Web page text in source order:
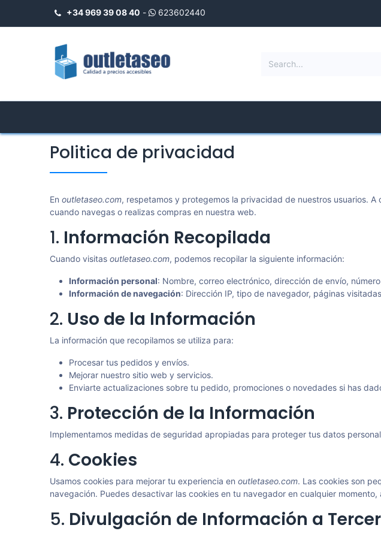
+34 969 39 08 40 - 623602440
Politica de privacidad
En outletaseo.com, respetamos y protegemos la privacidad de nuestros usuarios.
cuando navegas o realizas compras en nuestra web.
1. Información Recopilada
Cuando visitas outletaseo.com, podemos recopilar la siguiente información:
Información personal: Nombre, correo electrónico, dirección de envío,
Información de navegación: Dirección IP, tipo de navegador, páginas
2. Uso de la Información
La información que recopilamos se utiliza para:
Procesar tus pedidos y envíos.
Mejorar nuestro sitio web y servicios.
Enviarte actualizaciones sobre tu pedido, promociones o novedades si has
3. Protección de la Información
Implementamos medidas de seguridad apropiadas para proteger tus datos
4. Cookies
Usamos cookies para mejorar tu experiencia en outletaseo.com. Las cookies son
navegación. Puedes desactivar las cookies en tu navegador en cualquier
5. Divulgación de Información a